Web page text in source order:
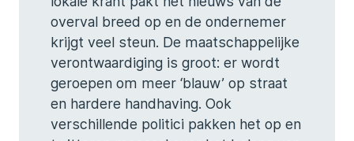
overval breed op en de ondernemer
krijgt veel steun. De maatschappelijke
verontwaardiging is groot: er wordt
geroepen om meer ‘blauw’ op straat
en hardere handhaving. Ook
verschillende politici pakken het op en